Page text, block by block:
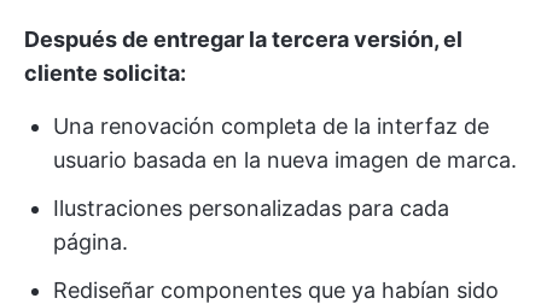
Después de entregar la tercera versión, el
cliente solicita:
Una renovación completa de la interfaz de
usuario basada en la nueva imagen de marca.
Ilustraciones personalizadas para cada
página.
Rediseñar componentes que ya habían sido